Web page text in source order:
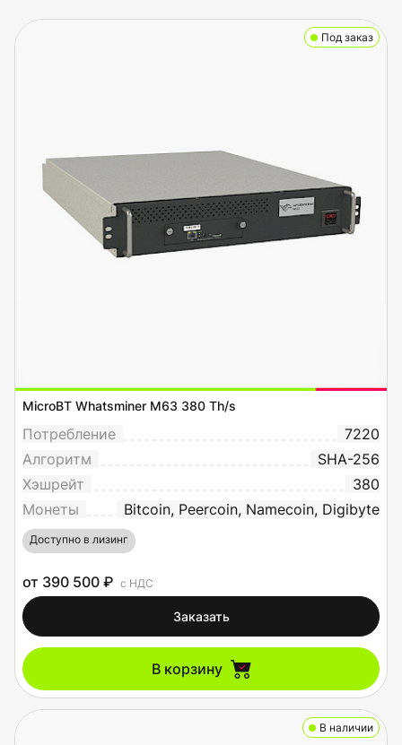
Под заказ
MicroBT Whatsminer M63 380 Th/s
Потребление
7220
Алгоритм
SHA-256
Хэшрейт
380
Монеты
Bitcoin, Peercoin, Namecoin, Digibyte
Доступно в лизинг
от 390 500 ₽ с НДС
Заказать
В корзину
В наличии